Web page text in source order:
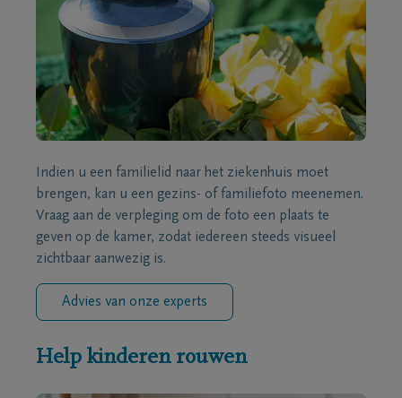
Indien u een familielid naar het ziekenhuis moet
brengen, kan u een gezins- of familiefoto meenemen.
Vraag aan de verpleging om de foto een plaats te
geven op de kamer, zodat iedereen steeds visueel
zichtbaar aanwezig is.
Advies van onze experts
Help kinderen rouwen